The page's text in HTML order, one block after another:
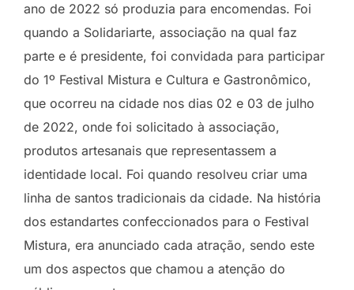
ano de 2022 só produzia para encomendas. Foi
quando a Solidariarte, associação na qual faz
parte e é presidente, foi convidada para participar
do 1º Festival Mistura e Cultura e Gastronômico,
que ocorreu na cidade nos dias 02 e 03 de julho
de 2022, onde foi solicitado à associação,
produtos artesanais que representassem a
identidade local. Foi quando resolveu criar uma
linha de santos tradicionais da cidade. Na história
dos estandartes confeccionados para o Festival
Mistura, era anunciado cada atração, sendo este
um dos aspectos que chamou a atenção do